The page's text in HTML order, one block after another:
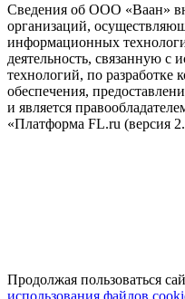
Сведения об ООО «Ваан»
организаций,
информационных
деятельность, связанную
технологий, по разработке
обеспечения,
и является
«Платформа FL.ru (версия
Продолжая пользоваться
использования файлов